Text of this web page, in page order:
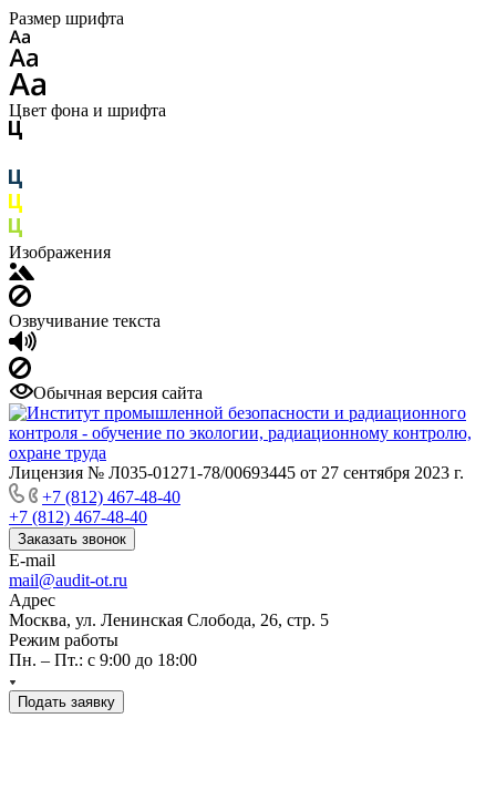
Размер шрифта
Цвет фона и шрифта
Изображения
Озвучивание текста
Обычная версия сайта
Лицензия № Л035-01271-78/00693445 от 27 сентября 2023 г.
+7 (812) 467-48-40
+7 (812) 467-48-40
Заказать звонок
E-mail
mail@audit-ot.ru
Адрес
Москва, ул. Ленинская Слобода, 26, стр. 5
Режим работы
Пн. – Пт.: с 9:00 до 18:00
Подать заявку